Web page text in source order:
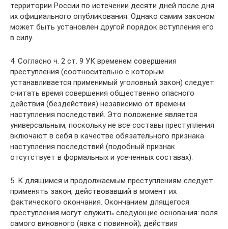
территории России по истечении десяти дней после дня
их официального опубликования. Однако самим законом
может быть установлен другой порядок вступления его
в силу.
4. Согласно ч. 2 ст. 9 УК временем совершения
преступления (соотносительно с которым
устанавливается применимый уголовный закон) следует
считать время совершения общественно опасного
действия (бездействия) независимо от времени
наступления последствий. Это положение является
универсальным, поскольку не все составы преступления
включают в себя в качестве обязательного признака
наступления последствий (подобный признак
отсутствует в формальных и усеченных составах).
5. К длящимся и продолжаемым преступлениям следует
применять закон, действовавший в момент их
фактического окончания. Окончанием длящегося
преступления могут служить следующие основания: воля
самого виновного (явка с повинной); действия